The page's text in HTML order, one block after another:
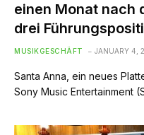
einen Monat nach
drei
MUSIKGESCHÄFT JANUARY 4,
Santa Anna, ein neues
Sony Music Entertainment